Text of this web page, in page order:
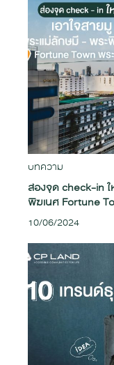
บทความ
ส่องจุด check-in ใ
พิฆเนศ Fortune
10/06/2024